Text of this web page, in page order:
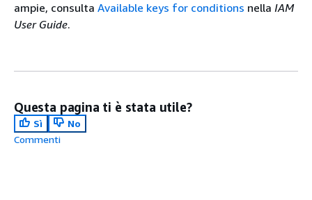
ampie, consulta Available keys for conditions nella IAM
User Guide.
Questa pagina ti è stata utile?
Sì
No
Commenti